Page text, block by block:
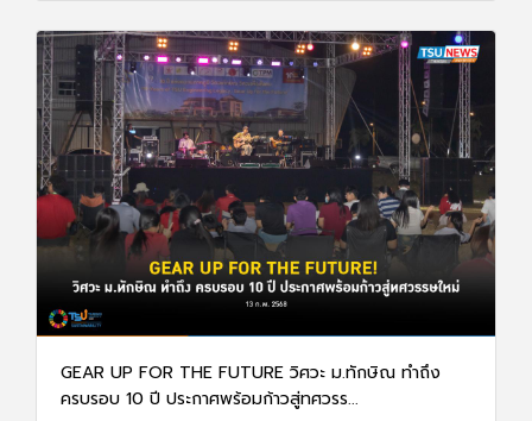
GEAR UP FOR THE FUTURE วิศวะ ม.ทักษิณ ทำถึง
ครบรอบ 10 ปี ประกาศพร้อมก้าวสู่ทศวรร...